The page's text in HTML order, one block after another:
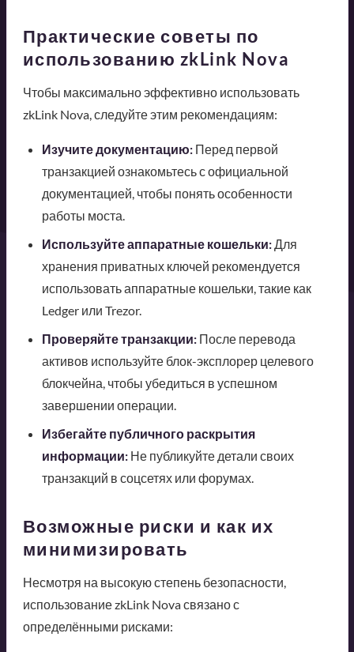
Практические советы по
использованию zkLink Nova
Чтобы максимально эффективно использовать
zkLink Nova, следуйте этим рекомендациям:
Изучите документацию:Перед первой
транзакцией ознакомьтесь с официальной
документацией, чтобы понять особенности
работы моста.
Используйте аппаратные кошельки:Для
хранения приватных ключей рекомендуется
использовать аппаратные кошельки, такие как
Ledger или Trezor.
Проверяйте транзакции:После перевода
активов используйте блок-эксплорер целевого
блокчейна, чтобы убедиться в успешном
завершении операции.
Избегайте публичного раскрытия
информации:Не публикуйте детали своих
транзакций в соцсетях или форумах.
Возможные риски и как их
минимизировать
Несмотря на высокую степень безопасности,
использование zkLink Nova связано с
определёнными рисками: